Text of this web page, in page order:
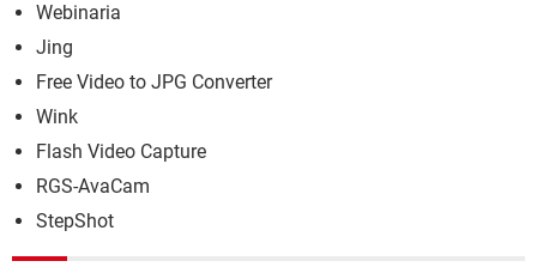
Webinaria
Jing
Free Video to JPG Converter
Wink
Flash Video Capture
RGS-AvaCam
StepShot